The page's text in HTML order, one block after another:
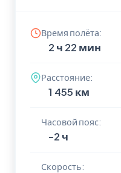
Время полёта:
2 ч 22 мин
Расстояние:
1 455 км
Часовой пояс:
-2 ч
Скорость: